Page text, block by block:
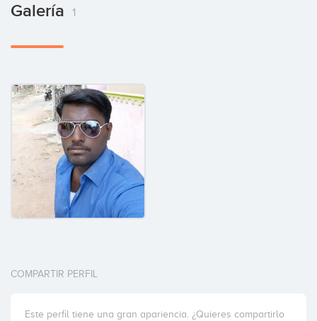
Galería 1
COMPARTIR PERFIL
Este perfil tiene una gran apariencia. ¿Quieres compartirlo